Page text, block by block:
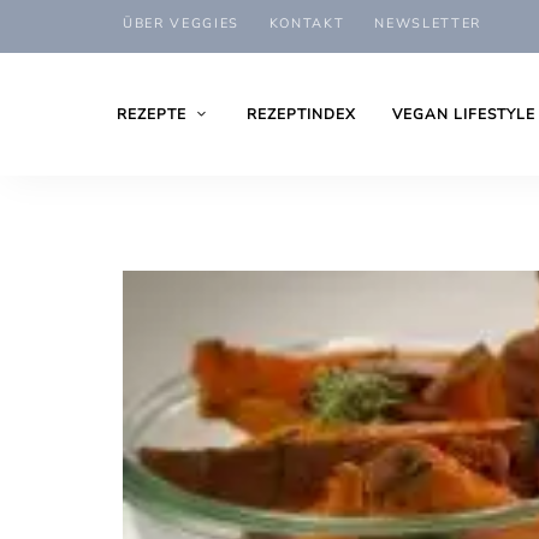
ÜBER VEGGIES KONTAKT NEWSLETTER
REZEPTE REZEPTINDEX VEGAN LIFESTYLE